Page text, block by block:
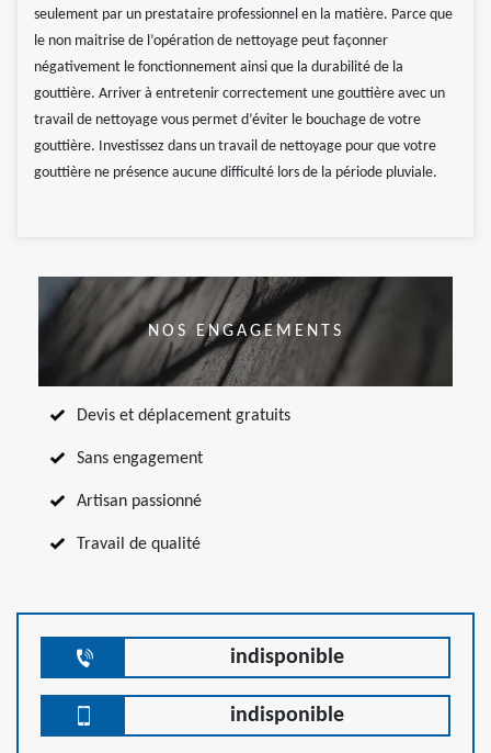
seulement par un prestataire professionnel en la matière. Parce que
le non maitrise de l’opération de nettoyage peut façonner
négativement le fonctionnement ainsi que la durabilité de la
gouttière. Arriver à entretenir correctement une gouttière avec un
travail de nettoyage vous permet d’éviter le bouchage de votre
gouttière. Investissez dans un travail de nettoyage pour que votre
gouttière ne présence aucune difficulté lors de la période pluviale.
NOS ENGAGEMENTS
Devis et déplacement gratuits
Sans engagement
Artisan passionné
Travail de qualité
indisponible
indisponible